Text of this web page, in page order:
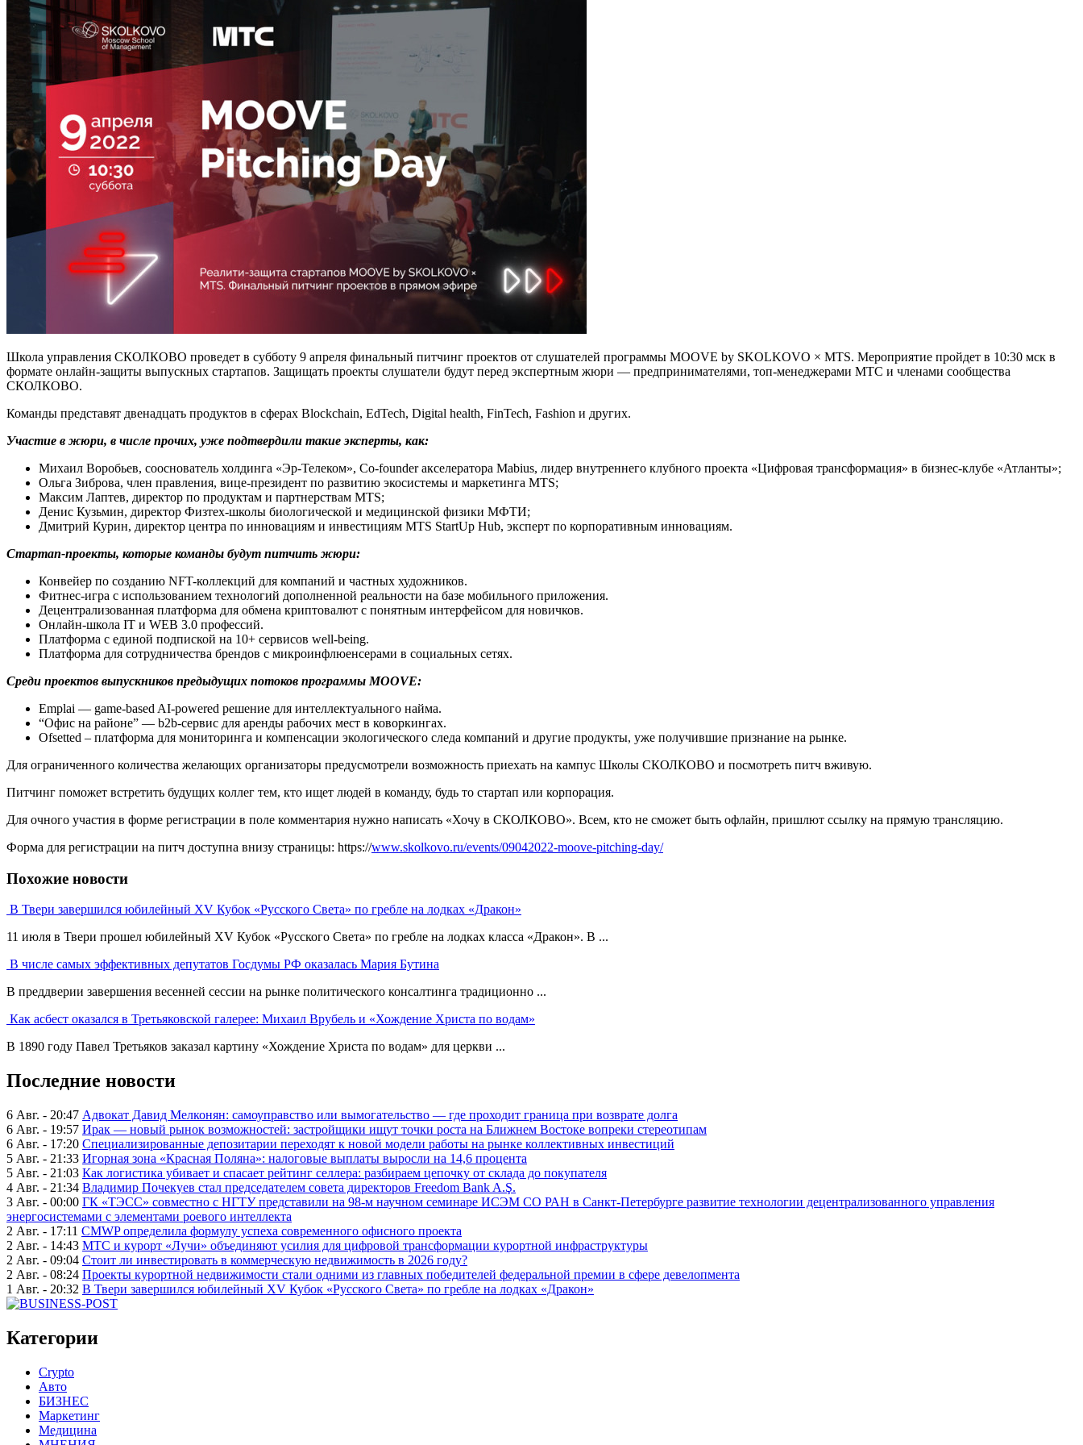
Школа управления СКОЛКОВО проведет в субботу 9 апреля финальный питчинг проектов от слушателей программы MOOVE by SKOLKOVO × MTS. Мероприятие пройдет в 10:30 мск в
формате онлайн-защиты выпускных стартапов. Защищать проекты слушатели будут перед экспертным жюри — предпринимателями, топ-менеджерами МТС и членами сообщества
СКОЛКОВО.
Команды представят двенадцать продуктов в сферах Blockchain, EdTech, Digital health, FinTech, Fashion и других.
Участие в жюри, в числе прочих, уже подтвердили такие эксперты, как:
Михаил Воробьев, сооснователь холдинга «Эр-Телеком», Co-founder акселератора Mabius, лидер внутреннего клубного проекта «Цифровая трансформация» в бизнес-клубе «Атланты»;
Ольга Зиброва, член правления, вице-президент по развитию экосистемы и маркетинга MTS;
Максим Лаптев, директор по продуктам и партнерствам MTS;
Денис Кузьмин, директор Физтех-школы биологической и медицинской физики МФТИ;
Дмитрий Курин, директор центра по инновациям и инвестициям MTS StartUp Hub, эксперт по корпоративным инновациям.
Стартап-проекты, которые команды будут питчить жюри:
Конвейер по созданию NFT-коллекций для компаний и частных художников.
Фитнес-игра с использованием технологий дополненной реальности на базе мобильного приложения.
Децентрализованная платформа для обмена криптовалют с понятным интерфейсом для новичков.
Онлайн-школа IT и WEB 3.0 профессий.
Платформа с единой подпиской на 10+ сервисов well-being.
Платформа для сотрудничества брендов с микроинфлюенсерами в социальных сетях.
Среди проектов выпускников предыдущих потоков программы MOOVE:
Emplai — game-based AI-powered решение для интеллектуального найма.
“Офис на районе” — b2b-сервис для аренды рабочих мест в коворкингах.
Ofsetted – платформа для мониторинга и компенсации экологического следа компаний и другие продукты, уже получившие признание на рынке.
Для ограниченного количества желающих организаторы предусмотрели возможность приехать на кампус Школы СКОЛКОВО и посмотреть питч вживую.
Питчинг поможет встретить будущих коллег тем, кто ищет людей в команду, будь то стартап или корпорация.
Для очного участия в форме регистрации в поле комментария нужно написать «Хочу в СКОЛКОВО». Всем, кто не сможет быть офлайн, пришлют ссылку на прямую трансляцию.
Форма для регистрации на питч доступна внизу страницы: https://www.skolkovo.ru/events/09042022-moove-pitching-day/
Похожие новости
В Твери завершился юбилейный XV Кубок «Русского Света» по гребле на лодках «Дракон»
11 июля в Твери прошел юбилейный XV Кубок «Русского Света» по гребле на лодках класса «Дракон». В ...
В числе самых эффективных депутатов Госдумы РФ оказалась Мария Бутина
В преддверии завершения весенней сессии на рынке политического консалтинга традиционно ...
Как асбест оказался в Третьяковской галерее: Михаил Врубель и «Хождение Христа по водам»
В 1890 году Павел Третьяков заказал картину «Хождение Христа по водам» для церкви ...
Последние новости
6 Авг. - 20:47 Адвокат Давид Мелконян: самоуправство или вымогательство — где проходит граница при возврате долга
6 Авг. - 19:57 Ирак — новый рынок возможностей: застройщики ищут точки роста на Ближнем Востоке вопреки стереотипам
6 Авг. - 17:20 Специализированные депозитарии переходят к новой модели работы на рынке коллективных инвестиций
5 Авг. - 21:33 Игорная зона «Красная Поляна»: налоговые выплаты выросли на 14,6 процента
5 Авг. - 21:03 Как логистика убивает и спасает рейтинг селлера: разбираем цепочку от склада до покупателя
4 Авг. - 21:34 Владимир Почекуев стал председателем совета директоров Freedom Bank A.Ş.
3 Авг. - 00:00 ГК «ТЭСС» совместно с НГТУ представили на 98-м научном семинаре ИСЭМ СО РАН в Санкт-Петербурге развитие технологии децентрализованного управления
энергосистемами с элементами роевого интеллекта
2 Авг. - 17:11 CMWP определила формулу успеха современного офисного проекта
2 Авг. - 14:43 МТС и курорт «Лучи» объединяют усилия для цифровой трансформации курортной инфраструктуры
2 Авг. - 09:04 Стоит ли инвестировать в коммерческую недвижимость в 2026 году?
2 Авг. - 08:24 Проекты курортной недвижимости стали одними из главных победителей федеральной премии в сфере девелопмента
1 Авг. - 20:32 В Твери завершился юбилейный XV Кубок «Русского Света» по гребле на лодках «Дракон»
Категории
Crypto
Авто
БИЗНЕС
Маркетинг
Медицина